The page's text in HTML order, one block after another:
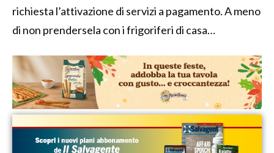
richiesta l’attivazione di servizi a pagamento. A meno
di non prendersela con i frigoriferi di casa…